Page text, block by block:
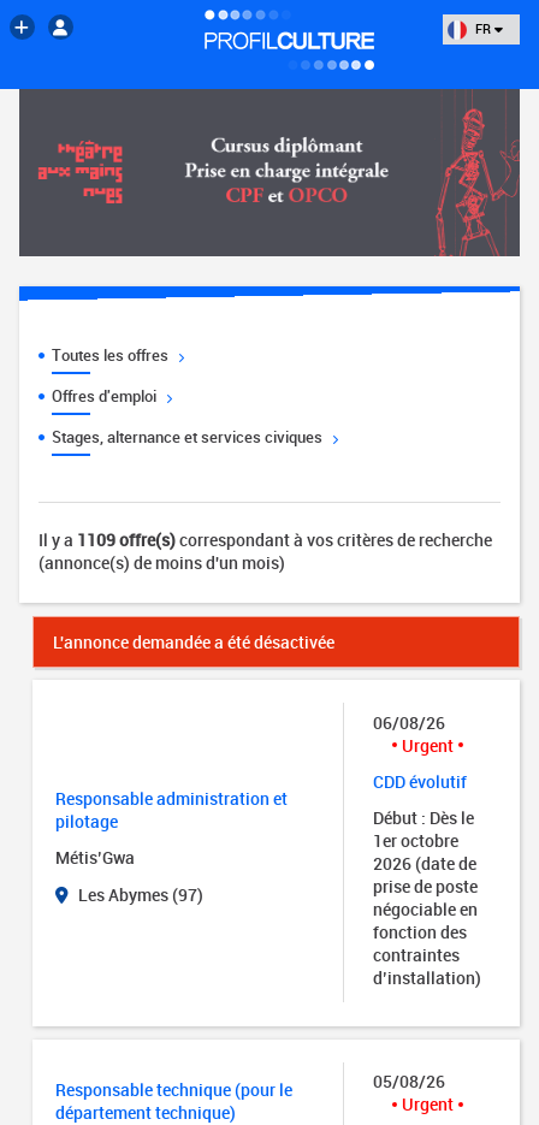
FR
Toutes les offres
Offres d'emploi
Stages, alternance et services civiques
Il y a 1109 offre(s)correspondant à vos critères de recherche
(annonce(s) de moins d'un mois)
L'annonce demandée a été désactivée
Responsable administration et
pilotage
Métis’Gwa
Les Abymes (97)
06/08/26
Urgent
CDD évolutif
Début : Dès le
1er octobre
2026 (date de
prise de poste
négociable en
fonction des
contraintes
d’installation)
Responsable technique (pour le
département technique)
05/08/26
Urgent